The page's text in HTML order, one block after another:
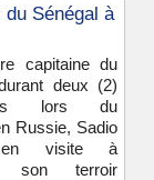
du Sénégal à
capitaine du
deux (2)
lors du
Russie, Sadio
en visite à
son terroir